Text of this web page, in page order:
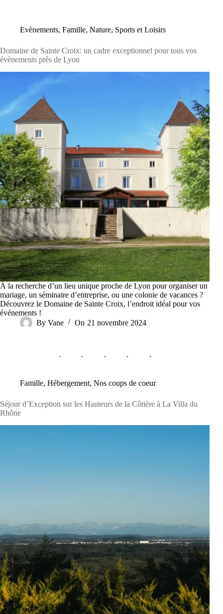
Evènements, Famille, Nature, Sports et Loisirs
Domaine de Sainte Croix: un cadre exceptionnel pour tous vos
évènements près de Lyon
À la recherche d’un lieu unique proche de Lyon pour organiser un
mariage, un séminaire d’entreprise, ou une colonie de vacances ?
Découvrez le Domaine de Sainte Croix, l’endroit idéal pour vos
événements !
By Vane On 21 novembre 2024
Famille, Hébergement, Nos coups de coeur
Séjour d’Exception sur les Hauteurs de la Côtière à La Villa du
Rhône